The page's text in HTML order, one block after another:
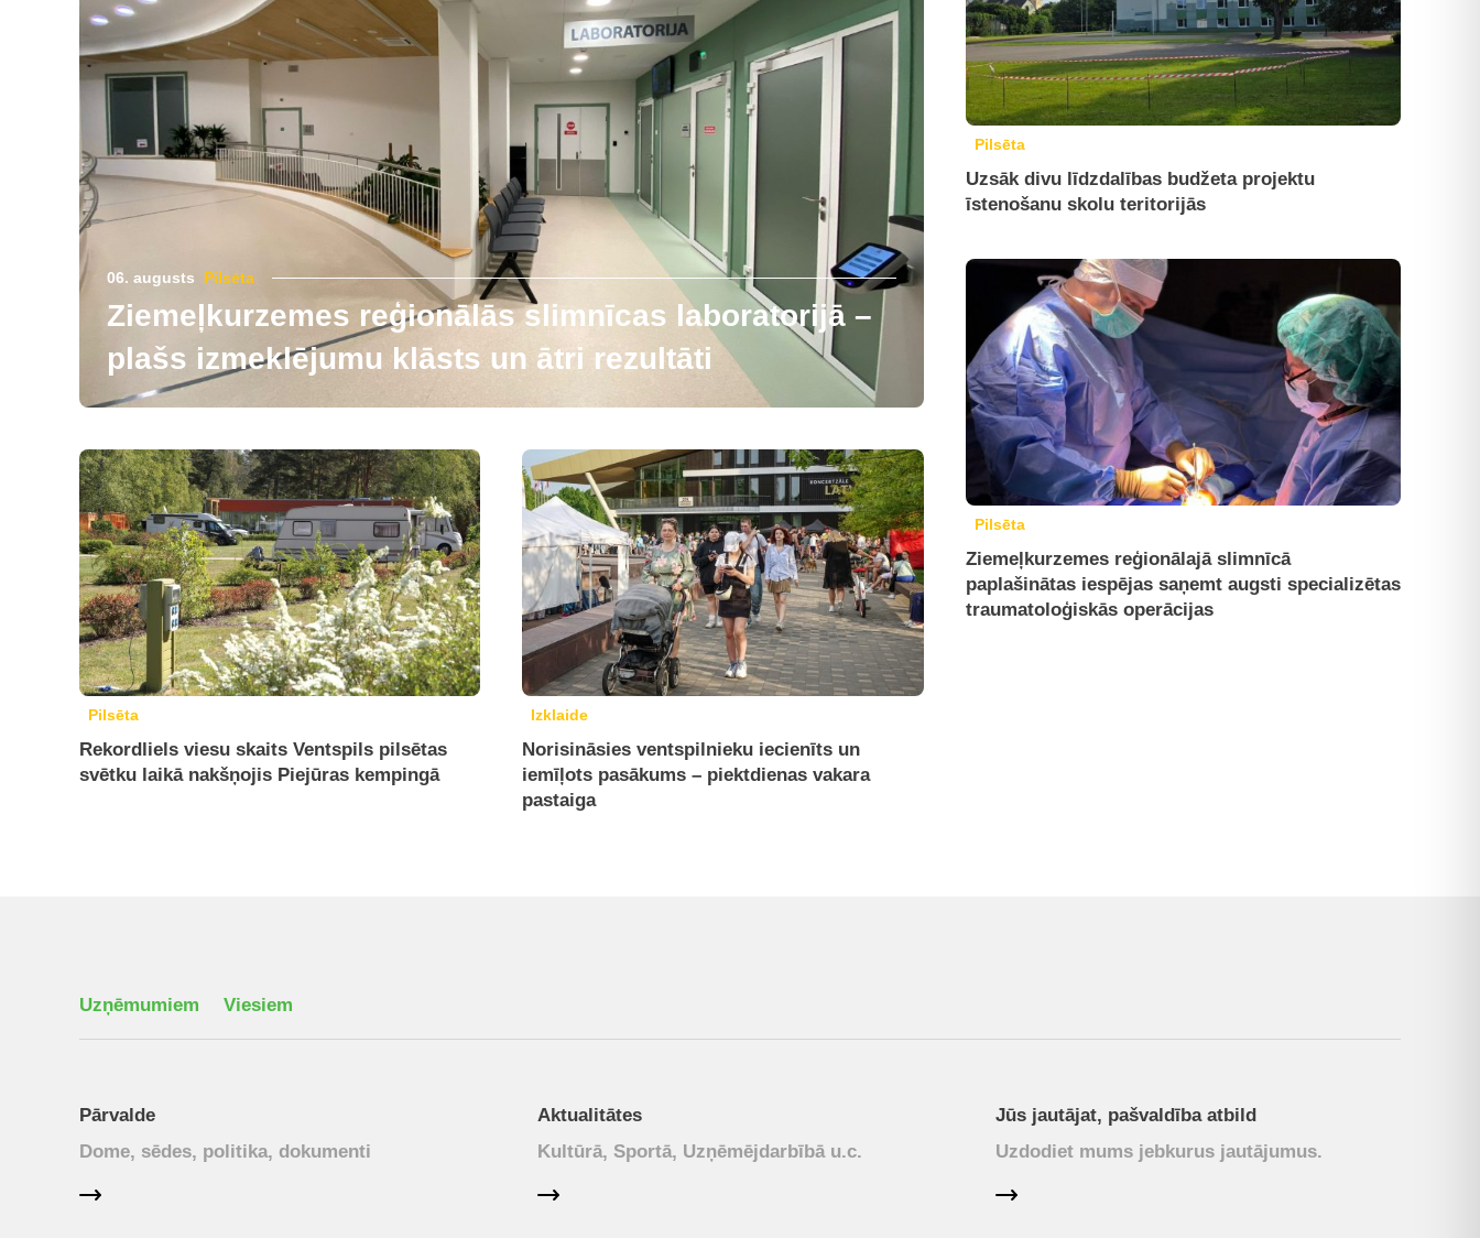
06. augusts Pilsēta
Ziemeļkurzemes reģionālās slimnīcas laboratorijā –
plašs izmeklējumu klāsts un ātri rezultāti
Pilsēta
Rekordliels viesu skaits Ventspils pilsētas
svētku laikā nakšņojis Piejūras kempingā
Izklaide
Norisināsies ventspilnieku iecienīts un
iemīļots pasākums – piektdienas vakara
pastaiga
Pilsēta
Uzsāk divu līdzdalības budžeta projektu
īstenošanu skolu teritorijās
Pilsēta
Ziemeļkurzemes reģionālajā slimnīcā
paplašinātas iespējas saņemt augsti specializētas
traumatoloģiskās operācijas
Uzņēmumiem Viesiem
Pārvalde
Dome, sēdes, politika, dokumenti
Aktualitātes
Kultūrā, Sportā, Uzņēmējdarbībā u.c.
Jūs jautājat, pašvaldība atbild
Uzdodiet mums jebkurus jautājumus.